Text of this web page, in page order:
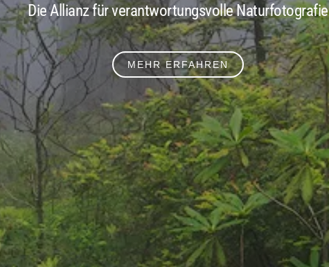
Die Allianz für verantwortungsvolle Naturfotografie
MEHR ERFAHREN